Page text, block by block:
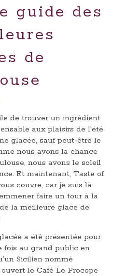
guide des
de
de trouver un ingrédient
aux plaisirs de l’été
glacée, sauf peut-être le
nous avons la chance
nous avons le soleil
Et maintenant, Taste of
couvre, car je suis là
faire un tour à la
la meilleure glace de
a été présentée pour
fois au grand public en
Sicilien nommé
le Café Le Procope